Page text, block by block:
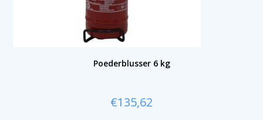
Poederblusser 6 kg
€135,62